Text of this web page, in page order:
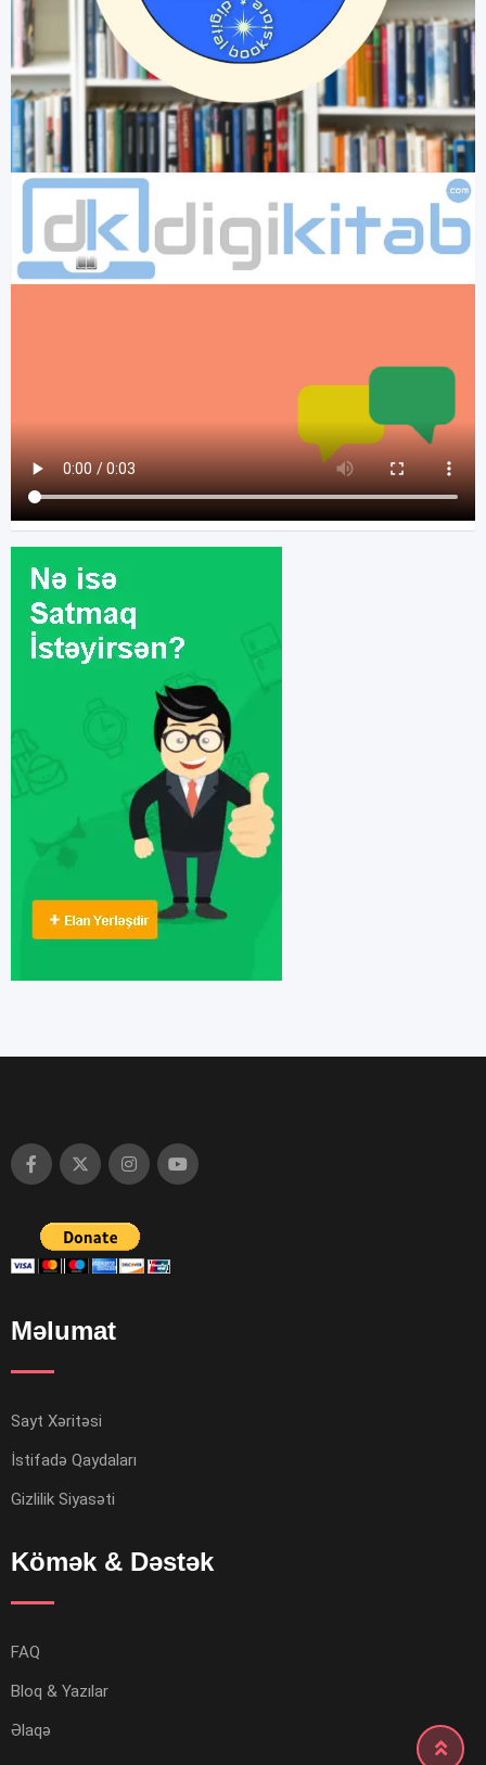
Məlumat
Sayt Xəritəsi
İstifadə Qaydaları
Gizlilik Siyasəti
Kömək & Dəstək
FAQ
Bloq & Yazılar
Əlaqə